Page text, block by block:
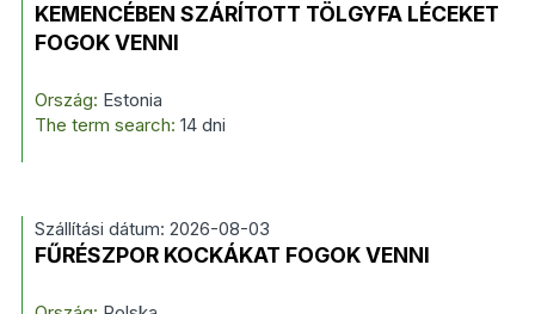
KEMENCÉBEN SZÁRÍTOTT TÖLGYFA LÉCEKET
FOGOK VENNI
Ország: Estonia
The term search: 14 dni
Szállítási dátum: 2026-08-03
FŰRÉSZPOR KOCKÁKAT FOGOK VENNI